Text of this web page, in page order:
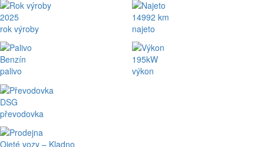
2025
rok výroby
Benzín
palivo
DSG
převodovka
Ojeté vozy – Kladno
14992 km
najeto
195kW
výkon